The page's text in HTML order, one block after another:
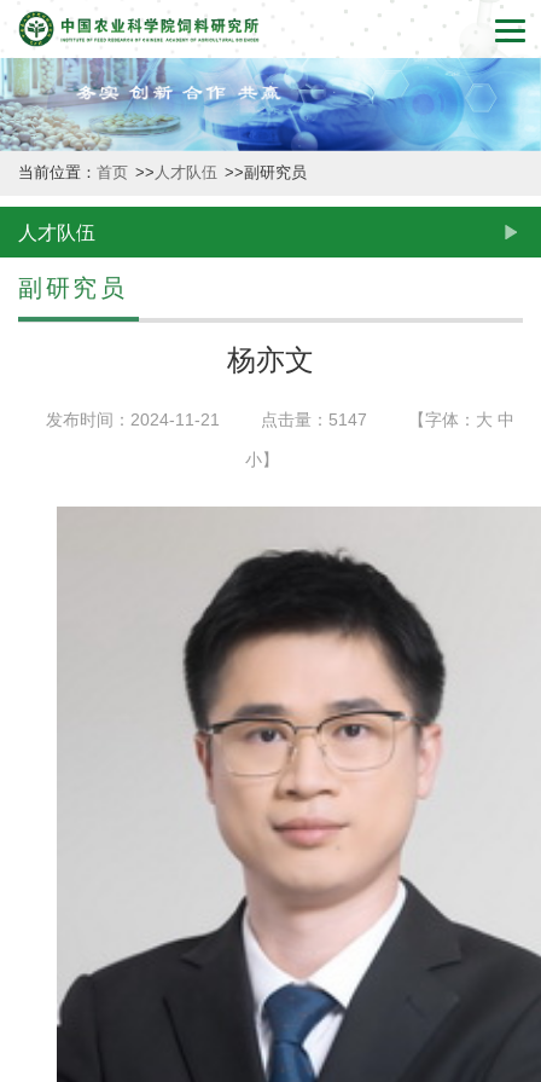
首
页
本
所
概
新
当前位置： 首页 >> 人才队伍 >>副研究员
人才队伍
副研究员
杨亦文
发布时间：2024-11-21 点击量： 5147 【字体： 大 中
小】